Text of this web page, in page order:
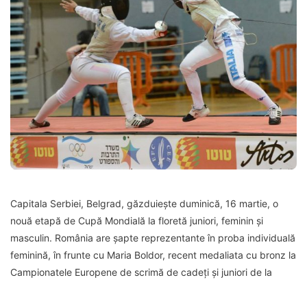
Capitala Serbiei, Belgrad, găzduiește duminică, 16 martie, o
nouă etapă de Cupă Mondială la floretă juniori, feminin și
masculin. România are șapte reprezentante în proba individuală
feminină, în frunte cu Maria Boldor, recent medaliata cu bronz la
Campionatele Europene de scrimă de cadeți și juniori de la